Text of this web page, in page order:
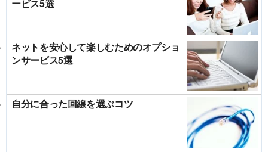
ービス5選
ネットを安心して楽しむためのオプショ
ンサービス5選
自分に合った回線を選ぶコツ